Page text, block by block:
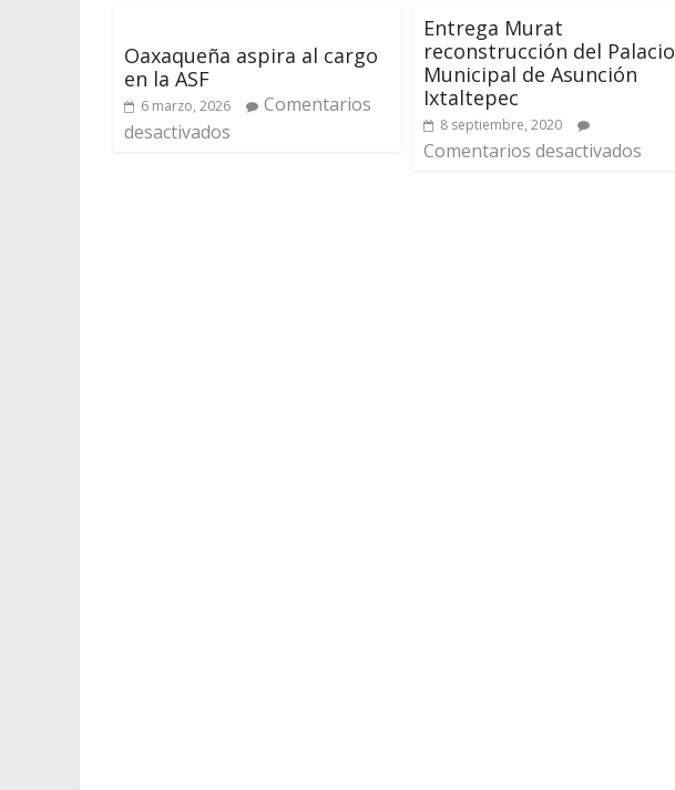
Oaxaqueña aspira al cargo
en la ASF
6 marzo, 2026
Comentarios
desactivados
Entrega Murat
reconstrucción del Palacio
Municipal de Asunción
Ixtaltepec
8 septiembre, 2020
Comentarios desactivados